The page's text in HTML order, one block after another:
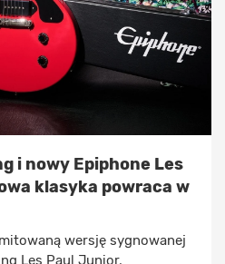
i nowy Epiphone Les
klasyka powraca w
wersję sygnowanej
Les Paul Junior,